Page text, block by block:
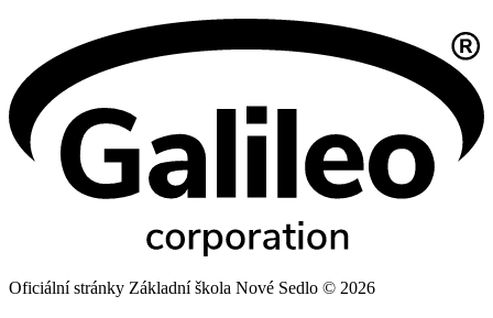
Oficiální stránky Základní škola Nové Sedlo © 2026